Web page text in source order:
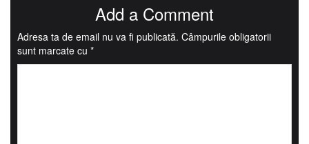
Add a Comment
Adresa ta de email nu va fi publicată. Câmpurile obligatorii
sunt marcate cu *